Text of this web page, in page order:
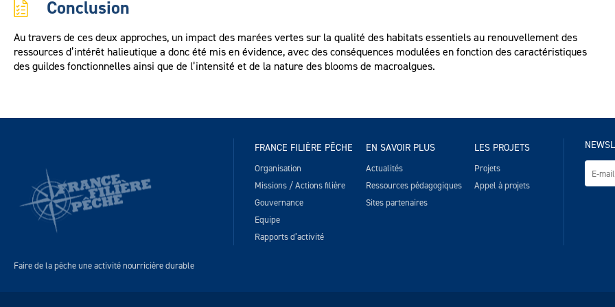
Conclusion
Au travers de ces deux approches, un impact des marées vertes sur la qualité des habitats essentiels au renouvellement des
ressources d’intérêt halieutique a donc été mis en évidence, avec des conséquences modulées en fonction des caractéristiques
des guildes fonctionnelles ainsi que de l’intensité et de la nature des blooms de macroalgues.
Faire de la pêche une activité nourricière durable
FRANCE FILIÈRE PÊCHE
Organisation
Missions / Actions filière
Gouvernance
Equipe
Rapports d’activité
EN SAVOIR PLUS
Actualités
Ressources pédagogiques
Sites partenaires
LES PROJETS
Projets
Appel à projets